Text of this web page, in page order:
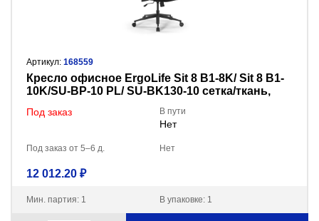
Артикул: 168559
Кресло офисное ErgoLife Sit 8 B1-8K/ Sit 8 B1-
10K/SU-BP-10 PL/ SU-BK130-10 сетка/ткань,
Под заказ В пути
Нет
Под заказ от 5–6 д. Нет
12 012.20 ₽
Мин. партия: 1 В упаковке: 1